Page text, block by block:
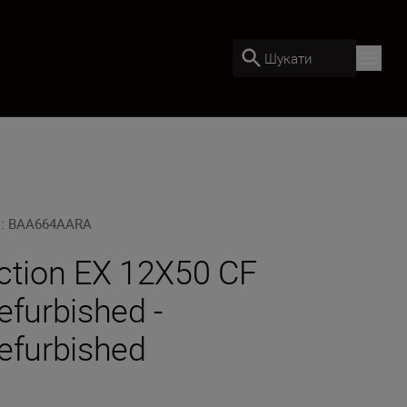
Шукати
: BAA664AARA
EX 12X50 CF
-